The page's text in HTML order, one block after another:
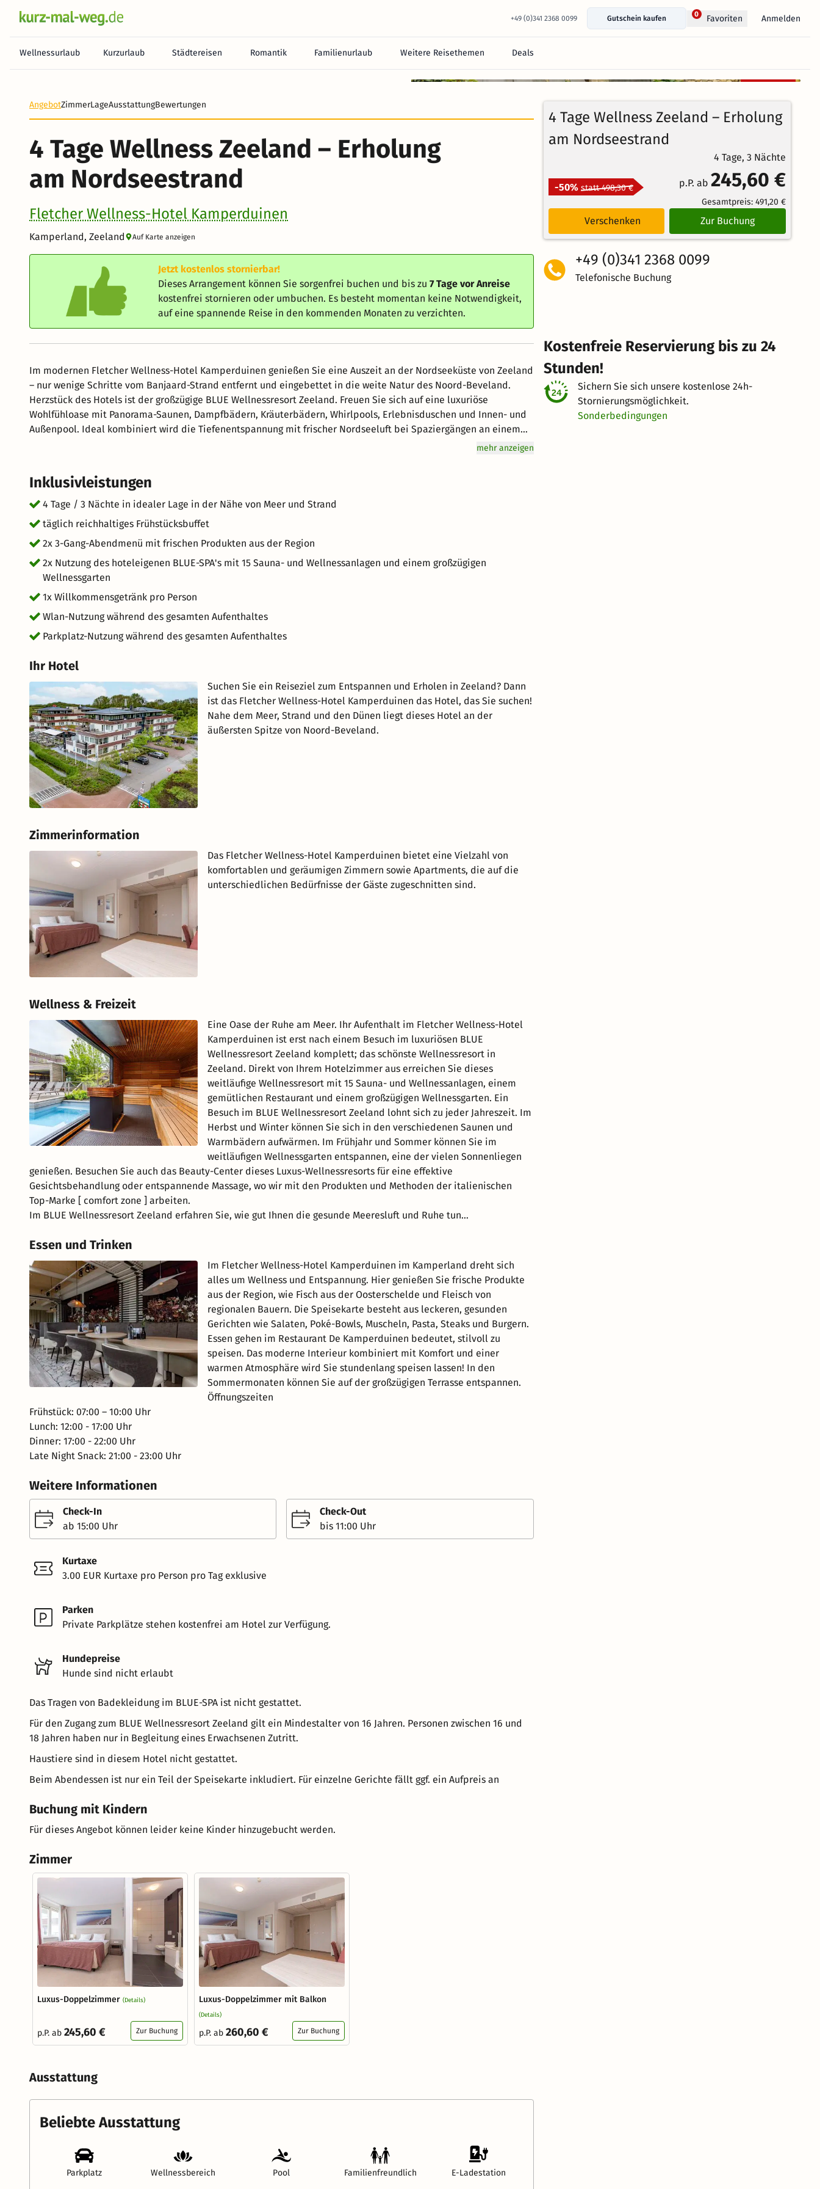
+49 (0)341 2368 0099 Gutschein kaufen
0 Favoriten Anmelden
Wellnessurlaub Kurzurlaub Städtereisen Romantik Familienurlaub Weitere Reisethemen Deals
Heute noch keine Zahlung erforderlich! Zahlen Sie bequem im Hotel. 95%
Weiterempfehlung
Bewertungen
4.3/5
stornierbar
AngebotZimmerLageAusstattungBewertungen
4 Tage Wellness Zeeland – Erholung
am Nordseestrand
Fletcher Wellness-Hotel Kamperduinen
Kamperland, Zeeland Auf Karte anzeigen
Jetzt kostenlos stornierbar!
Dieses Arrangement können Sie sorgenfrei buchen und bis zu7 Tage vor Anreise
kostenfrei stornieren oder umbuchen. Es besteht momentan keine Notwendigkeit,
auf eine spannende Reise in den kommenden Monaten zu verzichten.
Im modernen Fletcher Wellness-Hotel Kamperduinen genießen Sie eine Auszeit an der Nordseeküste von Zeeland
– nur wenige Schritte vom Banjaard-Strand entfernt und eingebettet in die weite Natur des Noord-Beveland.
Herzstück des Hotels ist der großzügige BLUE Wellnessresort Zeeland. Freuen Sie sich auf eine luxuriöse
Wohlfühloase mit Panorama-Saunen, Dampfbädern, Kräuterbädern, Whirlpools, Erlebnisduschen und Innen- und
Außenpool. Ideal kombiniert wird die Tiefenentspannung mit frischer Nordseeluft bei Spaziergängen an einem
der schönsten Strände der Niederlande, Radtouren durch die Dünen oder Ausflügen zum Oosterscheldekering,
regionaler Küche und eine ruhige Atmosphäre – perfekt für ein Wellness Wochenende zu zweit, eine aktive
Erholung mit Meeresblick oder einen Kurzurlaub in Zeeland.
mehr anzeigen
Inklusivleistungen
4 Tage / 3 Nächte in idealer Lage in der Nähe von Meer und Strand
täglich reichhaltiges Frühstücksbuffet
2x 3-Gang-Abendmenü mit frischen Produkten aus der Region
2x Nutzung des hoteleigenen BLUE-SPA's mit 15 Sauna- und Wellnessanlagen und einem großzügigen
Wellnessgarten
1x Willkommensgetränk pro Person
Wlan-Nutzung während des gesamten Aufenthaltes
Parkplatz-Nutzung während des gesamten Aufenthaltes
Ihr Hotel
Suchen Sie ein Reiseziel zum Entspannen und Erholen in Zeeland? Dann
ist das Fletcher Wellness-Hotel Kamperduinen das Hotel, das Sie suchen!
Nahe dem Meer, Strand und den Dünen liegt dieses Hotel an der
äußersten Spitze von Noord-Beveland.
Zimmerinformation
Das Fletcher Wellness-Hotel Kamperduinen bietet eine Vielzahl von
komfortablen und geräumigen Zimmern sowie Apartments, die auf die
unterschiedlichen Bedürfnisse der Gäste zugeschnitten sind.
Wellness & Freizeit
Eine Oase der Ruhe am Meer. Ihr Aufenthalt im Fletcher Wellness-Hotel
Kamperduinen ist erst nach einem Besuch im luxuriösen BLUE
Wellnessresort Zeeland komplett; das schönste Wellnessresort in
Zeeland. Direkt von Ihrem Hotelzimmer aus erreichen Sie dieses
weitläufige Wellnessresort mit 15 Sauna- und Wellnessanlagen, einem
gemütlichen Restaurant und einem großzügigen Wellnessgarten. Ein
Besuch im BLUE Wellnessresort Zeeland lohnt sich zu jeder Jahreszeit. Im
Herbst und Winter können Sie sich in den verschiedenen Saunen und
Warmbädern aufwärmen. Im Frühjahr und Sommer können Sie im
weitläufigen Wellnessgarten entspannen, eine der vielen Sonnenliegen
genießen. Besuchen Sie auch das Beauty-Center dieses Luxus-Wellnessresorts für eine effektive
Gesichtsbehandlung oder entspannende Massage, wo wir mit den Produkten und Methoden der italienischen
Top-Marke [ comfort zone ] arbeiten.
Im BLUE Wellnessresort Zeeland erfahren Sie, wie gut Ihnen die gesunde Meeresluft und Ruhe tun…
Essen und Trinken
Im Fletcher Wellness-Hotel Kamperduinen im Kamperland dreht sich
alles um Wellness und Entspannung. Hier genießen Sie frische Produkte
aus der Region, wie Fisch aus der Oosterschelde und Fleisch von
regionalen Bauern. Die Speisekarte besteht aus leckeren, gesunden
Gerichten wie Salaten, Poké-Bowls, Muscheln, Pasta, Steaks und Burgern.
Essen gehen im Restaurant De Kamperduinen bedeutet, stilvoll zu
speisen. Das moderne Interieur kombiniert mit Komfort und einer
warmen Atmosphäre wird Sie stundenlang speisen lassen! In den
Sommermonaten können Sie auf der großzügigen Terrasse entspannen.
Öffnungszeiten
Frühstück: 07:00 – 10:00 Uhr
Lunch: 12:00 - 17:00 Uhr
Dinner: 17:00 - 22:00 Uhr
Late Night Snack: 21:00 - 23:00 Uhr
Weitere Informationen
Check-In
ab 15:00 Uhr
Check-Out
bis 11:00 Uhr
Kurtaxe
3.00 EUR Kurtaxe pro Person pro Tag exklusive
Parken
Private Parkplätze stehen kostenfrei am Hotel zur Verfügung.
Hundepreise
Hunde sind nicht erlaubt
Das Tragen von Badekleidung im BLUE-SPA ist nicht gestattet.
Für den Zugang zum BLUE Wellnessresort Zeeland gilt ein Mindestalter von 16 Jahren. Personen zwischen 16 und
18 Jahren haben nur in Begleitung eines Erwachsenen Zutritt.
Haustiere sind in diesem Hotel nicht gestattet.
Beim Abendessen ist nur ein Teil der Speisekarte inkludiert. Für einzelne Gerichte fällt ggf. ein Aufpreis an
Buchung mit Kindern
Für dieses Angebot können leider keine Kinder hinzugebucht werden.
Zimmer
Luxus-Doppelzimmer (Details)
p.P. ab 245,60 € Zur Buchung
Luxus-Doppelzimmer mit Balkon
(Details)
p.P. ab 260,60 € Zur Buchung
Ausstattung
Beliebte Ausstattung
Parkplatz Wellnessbereich Pool Familienfreundlich E-Ladestation
4 Tage Wellness Zeeland – Erholung
am Nordseestrand
4 Tage, 3 Nächte
-50% statt 498,30 € p.P. ab 245,60 €
Gesamtpreis: 491,20 €
Verschenken Zur Buchung
+49 (0)341 2368 0099
Telefonische Buchung
Kostenfreie Reservierung bis zu 24
Stunden!
Sichern Sie sich unsere kostenlose 24h-
Stornierungsmöglichkeit.
Sonderbedingungen